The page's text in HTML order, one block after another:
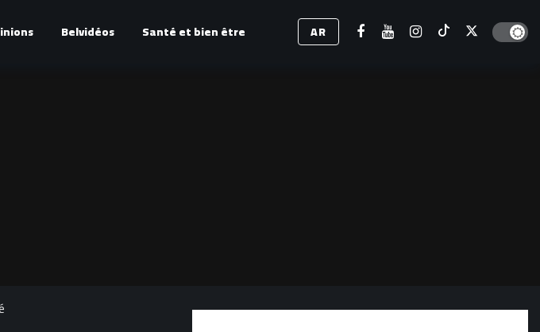
Belvidéos Santé et bien être AR Dark